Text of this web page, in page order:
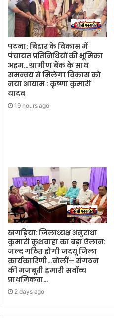
पटना: बिहार के विकास में
पंचायत प्रतिनिधियों की भूमिका
अहम…ग्रामीण बैंक के साथ
समन्वय से मिलेगा विकास को
नया आयाम : कृष्णा कुमारी
यादव
19 hours ago
खगड़िया: जिलाध्यक्ष अनुराधा
कुमारी कुशवाहा का बड़ा ऐलान:
जल्द गठित होगी जदयू जिला
कार्यकारिणी…बोलीं— संगठन
की मजबूती हमारी सर्वोच्च
प्राथमिकता…
2 days ago